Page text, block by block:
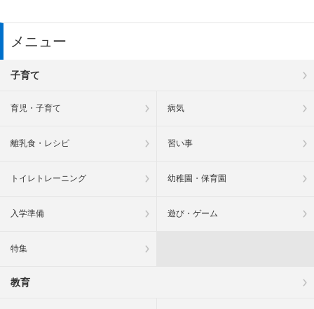
メニュー
子育て
育児・子育て 病気
離乳食・レシピ 習い事
トイレトレーニング 幼稚園・保育園
入学準備 遊び・ゲーム
特集
教育